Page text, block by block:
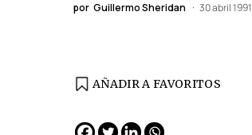
por Guillermo Sheridan 30 abril 1991
AÑADIR A FAVORITOS